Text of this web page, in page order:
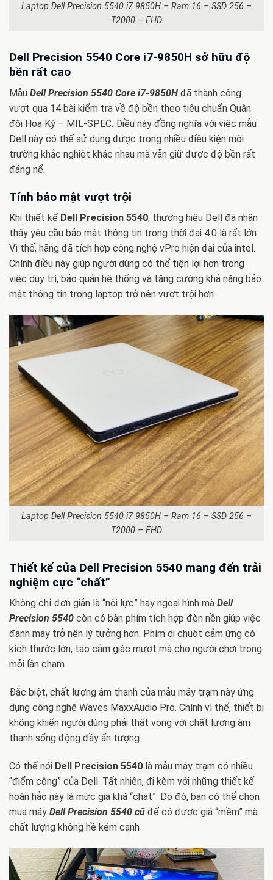
Laptop Dell Precision 5540 i7 9850H – Ram 16 – SSD 256 –
T2000 – FHD
Dell Precision 5540 Core i7-9850H sở hữu độ
bền rất cao
Mẫu Dell Precision 5540 Core i7-9850H đã thành công
vượt qua 14 bài kiểm tra về độ bền theo tiêu chuẩn Quân
đội Hoa Kỳ – MIL-SPEC. Điều này đồng nghĩa với việc mẫu
Dell này có thể sử dụng được trong nhiều điều kiện môi
trường khắc nghiệt khác nhau mà vẫn giữ được độ bền rất
đáng nể.
Tính bảo mật vượt trội
Khi thiết kế Dell Precision 5540, thương hiệu Dell đã nhận
thấy yêu cầu bảo mật thông tin trong thời đại 4.0 là rất lớn.
Vì thế, hãng đã tích hợp công nghệ vPro hiện đại của intel.
Chính điều này giúp người dùng có thể tiện lợi hơn trong
việc duy trì, bảo quản hệ thống và tăng cường khả năng bảo
mật thông tin trong laptop trở nên vượt trội hơn.
Laptop Dell Precision 5540 i7 9850H – Ram 16 – SSD 256 –
T2000 – FHD
Thiết kế của Dell Precision 5540 mang đến trải
nghiệm cực “chất”
Không chỉ đơn giản là “nội lực” hay ngoại hình mà Dell
Precision 5540 còn có bàn phím tích hợp đèn nền giúp việc
đánh máy trở nên lý tưởng hơn. Phím di chuột cảm ứng có
kích thước lớn, tạo cảm giác mượt mà cho người chơi trong
mỗi lần chạm.
Đặc biệt, chất lượng âm thanh của mẫu máy trạm này ứng
dụng công nghệ Waves MaxxAudio Pro. Chính vì thế, thiết bị
không khiến người dùng phải thất vọng với chất lượng âm
thanh sống động đầy ấn tượng.
Có thể nói Dell Precision 5540 là mẫu máy trạm có nhiều
“điểm cộng” của Dell. Tất nhiên, đi kèm với những thiết kế
hoàn hảo này là mức giá khá “chát”. Do đó, bạn có thể chọn
mua máy Dell Precision 5540 cũ để có được giá “mềm” mà
chất lượng không hề kém cạnh